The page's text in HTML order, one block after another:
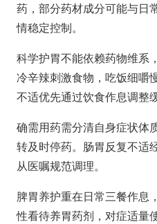
药，部分药材成分可能与日
情稳定控制。
科学护胃不能依赖药物维系
冷辛辣刺激食物，吃饭细嚼
不适优先通过饮食作息调整
确需用药需分清自身症状体
转及时停药。肠胃反复不适
从医嘱规范调理。
脾胃养护重在日常三餐作息
性看待养胃药剂，对症适量